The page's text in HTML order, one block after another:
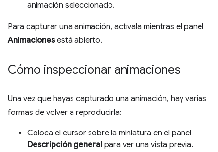
animación seleccionado.
Para capturar una animación, actívala mientras el panel
Animacionesestá abierto.
Cómo inspeccionar animaciones
Una vez que hayas capturado una animación, hay varias
formas de volver a reproducirla:
Coloca el cursor sobre la miniatura en el panel
Descripción general para ver una vista previa.